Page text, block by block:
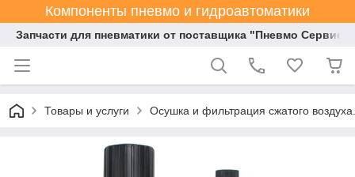
Компоненты пневмо и гидроавтоматики
Запчасти для пневматики от поставщика "Пневмо Сервис
Товары и услуги Осушка и фильтрация сжатого